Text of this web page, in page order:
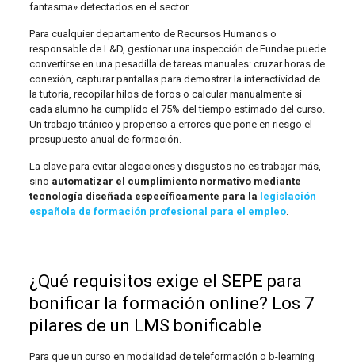
fantasma» detectados en el sector.
Para cualquier departamento de Recursos Humanos o
responsable de L&D, gestionar una inspección de Fundae puede
convertirse en una pesadilla de tareas manuales: cruzar horas de
conexión, capturar pantallas para demostrar la interactividad de
la tutoría, recopilar hilos de foros o calcular manualmente si
cada alumno ha cumplido el 75% del tiempo estimado del curso.
Un trabajo titánico y propenso a errores que pone en riesgo el
presupuesto anual de formación.
La clave para evitar alegaciones y disgustos no es trabajar más,
sino automatizar el cumplimiento normativo mediante
tecnología diseñada específicamente para la legislación
española de formación profesional para el empleo.
¿Qué requisitos exige el SEPE para
bonificar la formación online? Los 7
pilares de un LMS bonificable
Para que un curso en modalidad de teleformación o b-learning